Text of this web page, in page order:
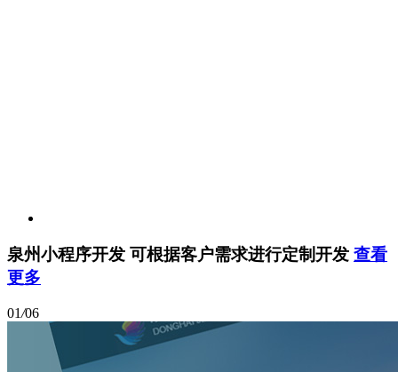
泉州小程序开发 可根据客户需求进行定制开发 查看
更多
01/06